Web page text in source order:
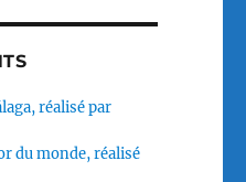
réalisé par
du monde, réalisé